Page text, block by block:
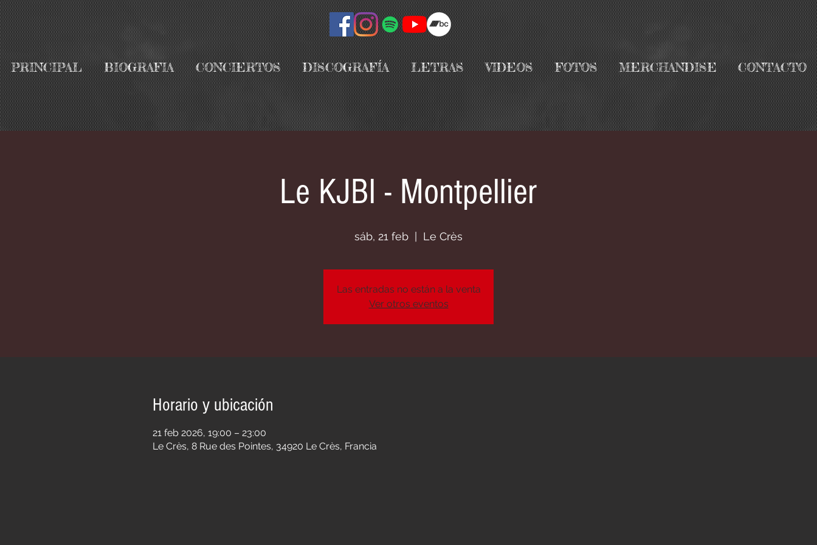
PRINCIPAL BIOGRAFIA CONCIERTOS DISCOGRAFÍA LETRAS VIDEOS FOTOS MERCHANDISE CONTACTO
Le KJBI - Montpellier
sáb, 21 feb Le Crès
Las entradas no están a la venta
Ver otros eventos
Horario y ubicación
21 feb 2026, 19:00 – 23:00
Le Crès, 8 Rue des Pointes, 34920 Le Crès, Francia